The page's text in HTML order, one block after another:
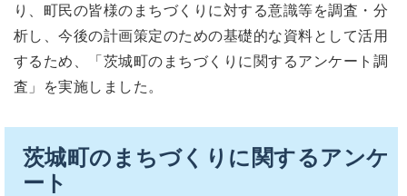
り、町民の皆様のまちづくりに対する意識等を調査・分
析し、今後の計画策定のための基礎的な資料として活用
するため、「茨城町のまちづくりに関するアンケート調
査」を実施しました。
茨城町のまちづくりに関するアンケ
ート